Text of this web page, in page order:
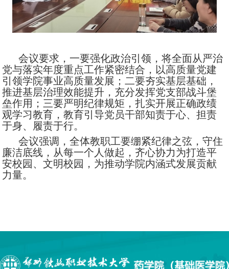
会议要求 ， 一要强化政治引领，将全面从严治
党与落实年度重点工作紧密结合，以高质量党建
引领学院事业高质量发展；二要夯实基层基础，
推进基层治理效能提升，充分发挥党支部战斗堡
垒作用；三要严明纪律规矩，扎实开展正确政绩
观学习教育，教育引导党员干部知责于心、担责
于身、履责于行。
会议强调，全体教职工要绷紧纪律之弦，守住
廉洁底线，从每一个人做起，齐心协力为打造平
安校园、文明校园， 为推动学院内涵式发展贡献
力量。